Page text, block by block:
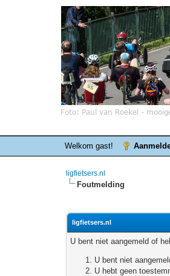
Welkom gast!
ligfietsers.nl
Foutmelding
ligfietsers.nl
U bent niet aangemeld of
U bent niet
U hebt geen